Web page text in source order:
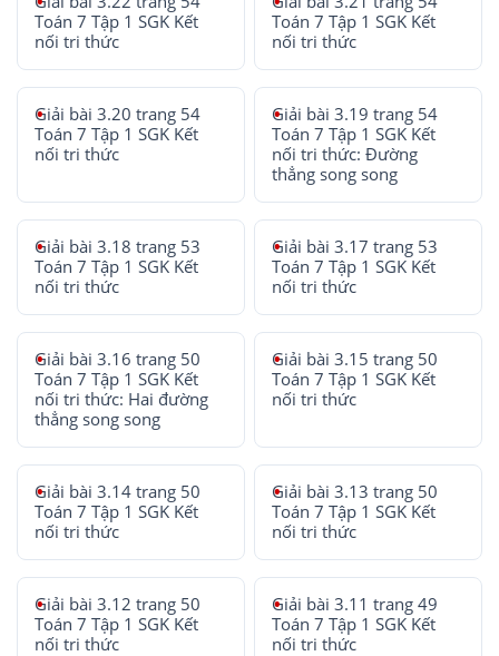
Toán 7 Tập 1 SGK Kết
nối tri thức
Toán 7 Tập 1 SGK Kết
nối tri thức
Giải bài 3.20 trang 54
Toán 7 Tập 1 SGK Kết
nối tri thức
Giải bài 3.19 trang 54
Toán 7 Tập 1 SGK Kết
nối tri thức: Đường
thẳng song song
Giải bài 3.18 trang 53
Toán 7 Tập 1 SGK Kết
nối tri thức
Giải bài 3.17 trang 53
Toán 7 Tập 1 SGK Kết
nối tri thức
Giải bài 3.16 trang 50
Toán 7 Tập 1 SGK Kết
nối tri thức: Hai đường
thẳng song song
Giải bài 3.15 trang 50
Toán 7 Tập 1 SGK Kết
nối tri thức
Giải bài 3.14 trang 50
Toán 7 Tập 1 SGK Kết
nối tri thức
Giải bài 3.13 trang 50
Toán 7 Tập 1 SGK Kết
nối tri thức
Giải bài 3.12 trang 50
Toán 7 Tập 1 SGK Kết
nối tri thức
Giải bài 3.11 trang 49
Toán 7 Tập 1 SGK Kết
nối tri thức